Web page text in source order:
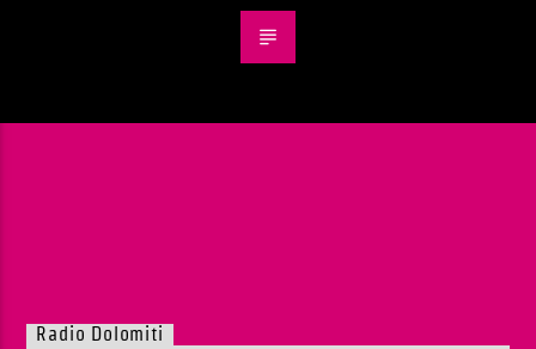
Radio Dolomiti